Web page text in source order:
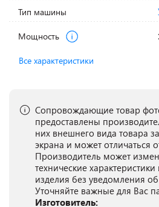
Тип машины
Мощность
Все характеристики
Сопровождающие товар
предоставлены
них внешнего вида товара
экрана и может отличаться
Производитель может
технические
изделия без уведомления
Уточняйте важные для Вас
Изготовитель: